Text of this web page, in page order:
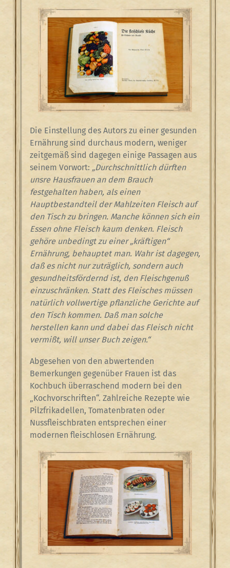
Die Einstellung des Autors zu einer gesunden
Ernährung sind durchaus modern, weniger
zeitgemäß sind dagegen einige Passagen aus
seinem Vorwort: „Durchschnittlich dürften
unsre Hausfrauen an dem Brauch
festgehalten haben, als einen
Hauptbestandteil der Mahlzeiten Fleisch auf
den Tisch zu bringen. Manche können sich ein
Essen ohne Fleisch kaum denken. Fleisch
gehöre unbedingt zu einer „kräftigen“
Ernährung, behauptet man. Wahr ist dagegen,
daß es nicht nur zuträglich, sondern auch
gesundheitsfördernd ist, den Fleischgenuß
einzuschränken. Statt des Fleisches müssen
natürlich vollwertige pflanzliche Gerichte auf
den Tisch kommen. Daß man solche
herstellen kann und dabei das Fleisch nicht
vermißt, will unser Buch zeigen.“
Abgesehen von den abwertenden
Bemerkungen gegenüber Frauen ist das
Kochbuch überraschend modern bei den
„Kochvorschriften“. Zahlreiche Rezepte wie
Pilzfrikadellen, Tomatenbraten oder
Nussfleischbraten entsprechen einer
modernen fleischlosen Ernährung.